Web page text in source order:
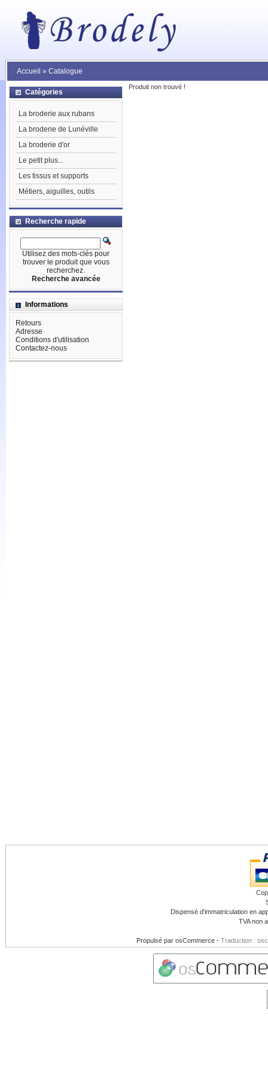
Accueil » Catalogue
Produit non trouvé !
Catégories
La broderie aux rubans
La broderie de Lunéville
La broderie d'or
Le petit plus...
Les tissus et supports
Métiers, aiguilles, outils
Recherche rapide
Utilisez des mots-clés pour
trouver le produit que vous
recherchez.
Recherche avancée
Informations
Retours
Adresse
Conditions d'utilisation
Contactez-nous
Dispensé d'immatriculation en
TVA non
Propulsé par osCommerce - Traduction :